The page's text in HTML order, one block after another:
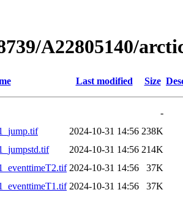
A22805140/
Last modified Size
-
2024-10-31 14:56 238K
2024-10-31 14:56 214K
2024-10-31 14:56
37K
2024-10-31 14:56
37K